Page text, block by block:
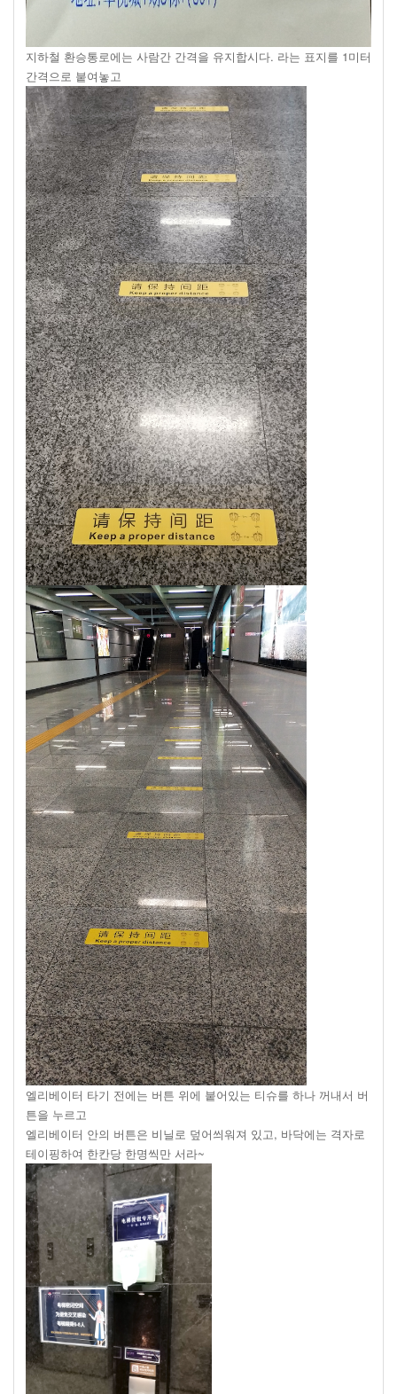
지하철 환승통로에는 사람간 간격을 유지합시다. 라는 표지를 1미터
간격으로 붙여놓고
엘리베이터 타기 전에는 버튼 위에 붙어있는 티슈를 하나 꺼내서 버
튼을 누르고
엘리베이터 안의 버튼은 비닐로 덮어씌워져 있고, 바닥에는 격자로
테이핑하여 한칸당 한명씩만 서라~